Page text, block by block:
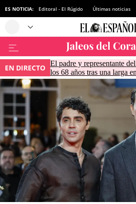
ES NOTICIA: Editoral - El Rúgido Últimas noticias
EN DIRECTO El padre y representante
los 68 años tras una larga